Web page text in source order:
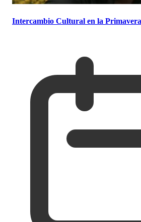
Intercambio Cultural en la